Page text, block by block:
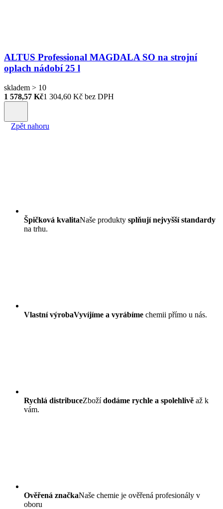
ALTUS Professional MAGDALA SO na strojní
oplach nádobí 25 l
skladem > 10
1 578,57 Kč1 304,60 Kč bez DPH
Zpět nahoru
Špičková kvalitaNaše produkty splňují nejvyšší standardy
na trhu.
Vlastní výrobaVyvíjíme a vyrábíme chemii přímo u nás.
Rychlá distribuceZbožídodáme rychle a spolehlivě až k
vám.
Ověřená značkaNaše chemie je ověřená profesionály v
oboru